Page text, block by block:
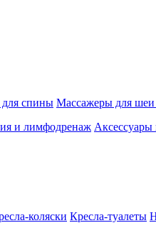
спины Массажеры для шеи
и лимфодренаж Аксессуары
коляски Кресла-туалеты